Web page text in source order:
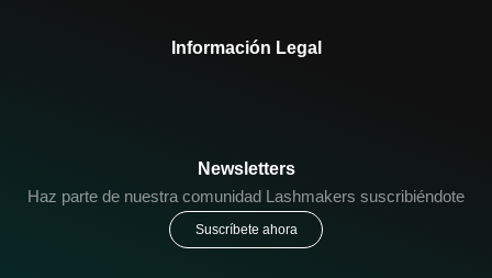
Información Legal
Newsletters
Haz parte de nuestra comunidad Lashmakers suscribiéndote
Suscríbete ahora